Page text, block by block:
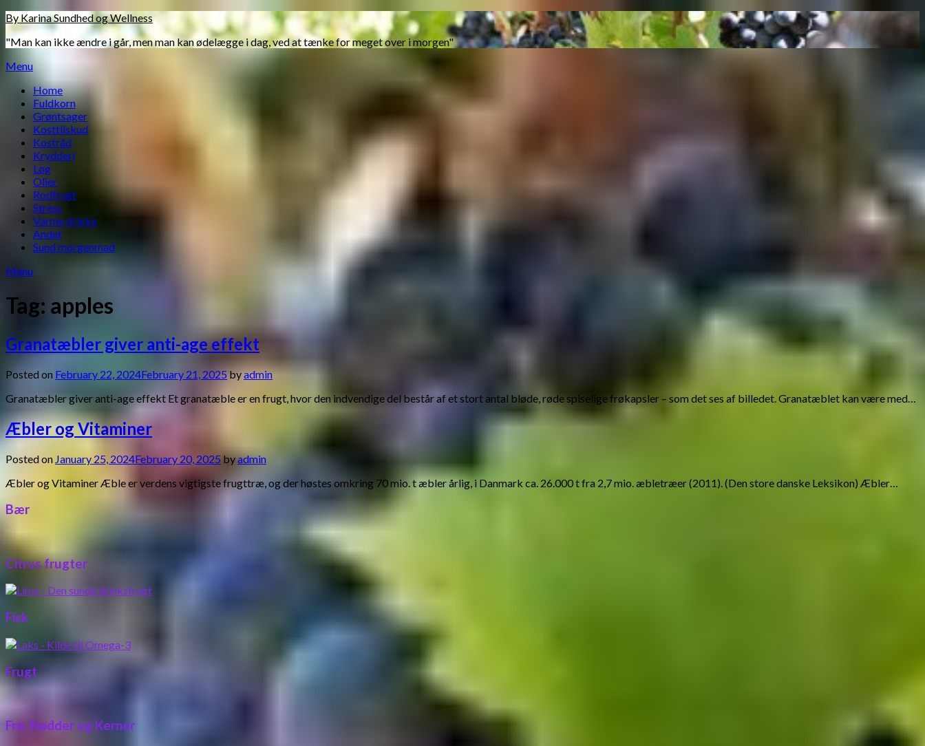
Skip
to
content
By Karina Sundhed og Wellness
"Man kan ikke ændre i går, men man kan ødelægge i dag, ved at tænke for meget over i morgen"
Menu
Home
Fuldkorn
Grøntsager
Kosttilskud
Kostråd
Krydderi
Løg
Olier
Rodfrugt
Stress
Varme drikke
Andet
Sund morgenmad
Menu
Tag: apples
Granatæbler giver anti-age effekt
Posted on February 22, 2024February 21, 2025 byadmin
Granatæbler giver anti-age effekt Et granatæble er en frugt, hvor den indvendige del består af et stort antal bløde, røde spiselige frøkapsler – som det ses af billedet. Granatæblet kan være med…
Æbler og Vitaminer
Posted on January 25, 2024February 20, 2025byadmin
Æbler og Vitaminer Æble er verdens vigtigste frugttræ, og der høstes omkring 70 mio. t æbler årlig, i Danmark ca. 26.000 t fra 2,7 mio. æbletræer (2011). (Den store danske Leksikon) Æbler…
Bær
Citrus frugter
Fisk
Frugt
Frø, Nødder og Kerner